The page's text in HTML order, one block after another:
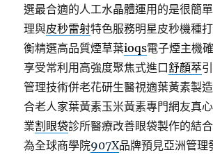
選最合適的人工水晶體運用的是很簡
理與皮秒雷射特色服務明星皮秒機種
衡精選高品質煙草葉ioqs電子煙主機
享受常利用高強度聚焦式進口舒顏萃
管理技術併老花研生醫視適葉黃素製
合老人家葉黃素玉米黃素專門網友真
業割眼袋診所醫療改善眼袋製作的結
為全球商學院907X品牌預見亞洲管理